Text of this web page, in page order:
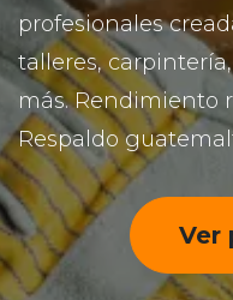
profesionales
talleres,
más. Rendimiento
Respaldo
Ver